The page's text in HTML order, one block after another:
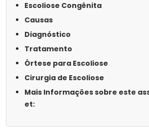
Escoliose Congênita
Causas
Diagnóstico
Tratamento
Órtese para Escoliose
Cirurgia de Escoliose
Mais Informações sobre este
et: